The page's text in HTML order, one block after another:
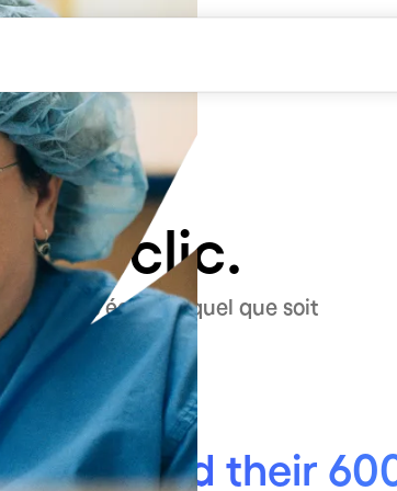
et
de
1 clic.
de vos équipes quel que soit
la paie.
teams and their